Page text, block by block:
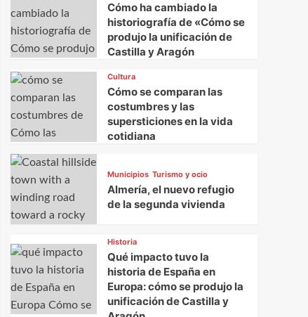
Cómo ha cambiado la
historiografía de «Cómo se
produjo la unificación de
Castilla y Aragón
Cultura
Cómo se comparan las
costumbres y las
supersticiones en la vida
cotidiana
Municipios Turismo y ocio
Almería, el nuevo refugio
de la segunda vivienda
Historia
Qué impacto tuvo la
historia de España en
Europa: cómo se produjo la
unificación de Castilla y